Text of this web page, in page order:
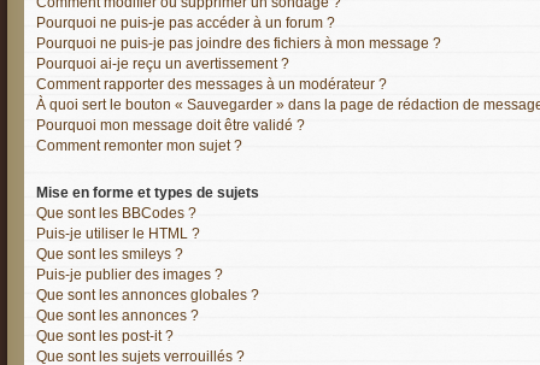
Pourquoi ne puis-je pas accéder à un forum ?
Pourquoi ne puis-je pas joindre des fichiers à mon message ?
Pourquoi ai-je reçu un avertissement ?
Comment rapporter des messages à un modérateur ?
À quoi sert le bouton « Sauvegarder » dans la page de rédaction de
Pourquoi mon message doit être validé ?
Comment remonter mon sujet ?
Mise en forme et types de sujets
Que sont les BBCodes ?
Puis-je utiliser le HTML ?
Que sont les smileys ?
Puis-je publier des images ?
Que sont les annonces globales ?
Que sont les annonces ?
Que sont les post-it ?
Que sont les sujets verrouillés ?